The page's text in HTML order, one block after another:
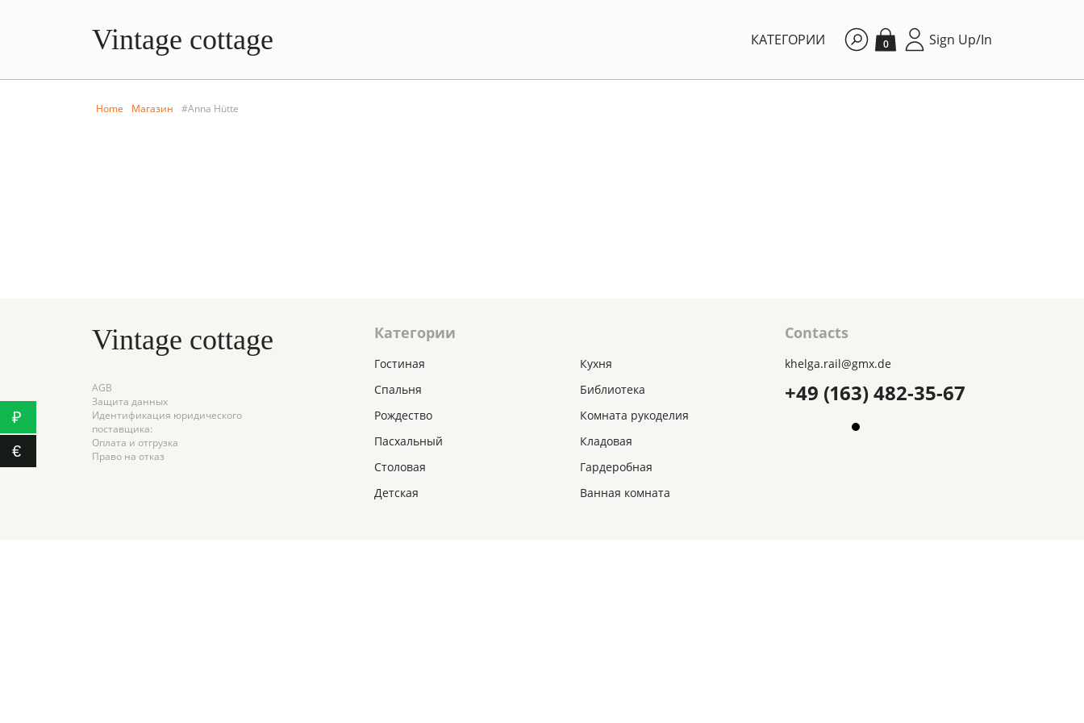
Vintage cottage КАТЕГОРИИ 0 Sign Up/In
Home Магазин #Anna Hütte
Vintage cottage
AGB
Защита данных
Идентификация юридического
поставщика:
Оплата и отгрузка
Право на отказ
Категории
Гостиная
Спальня
Рождество
Пасхальный
Столовая
Детская
Кухня
Библиотека
Комната рукоделия
Кладовая
Гардеробная
Ванная комната
Contacts
khelga.rail@gmx.dе
+49 (163) 482-35-67
₽
€